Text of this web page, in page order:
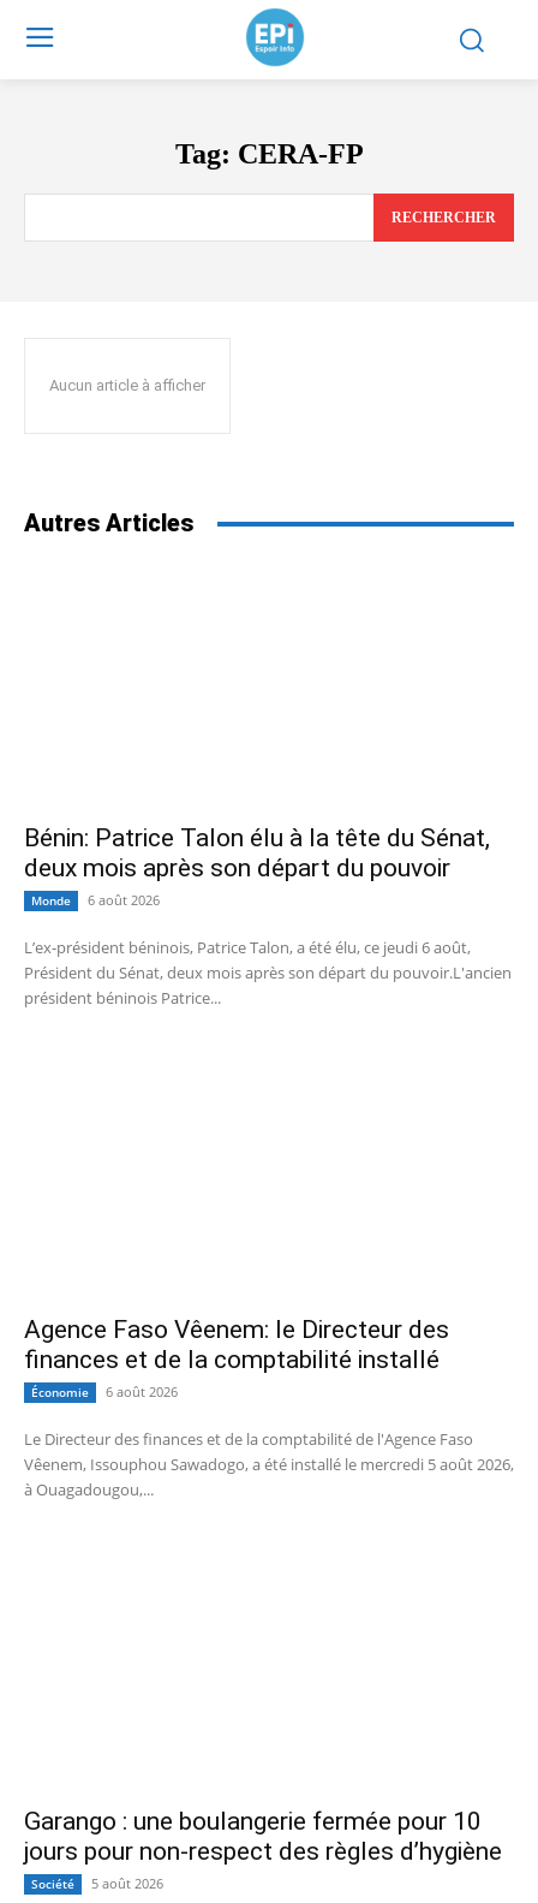
Tag: CERA-FP
RECHERCHER
Aucun article à afficher
Autres Articles
Bénin: Patrice Talon élu à la tête du Sénat,
deux mois après son départ du pouvoir
Monde 6 août 2026
L’ex-président béninois, Patrice Talon, a été élu, ce jeudi 6 août,
Président du Sénat, deux mois après son départ du pouvoir.L'ancien
président béninois Patrice...
Agence Faso Vêenem: le Directeur des
finances et de la comptabilité installé
Économie 6 août 2026
Le Directeur des finances et de la comptabilité de l'Agence Faso
Vêenem, Issouphou Sawadogo, a été installé le mercredi 5 août 2026,
à Ouagadougou,...
Garango : une boulangerie fermée pour 10
jours pour non-respect des règles d’hygiène
Société 5 août 2026